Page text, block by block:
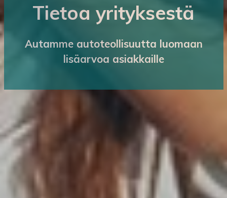
Tietoa yrityksestä
Autamme autoteollisuutta luomaan
lisäarvoa asiakkaille